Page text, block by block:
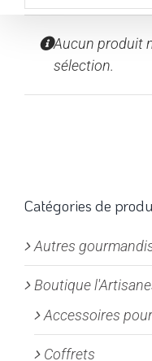
Aucun produit
sélection.
Catégories de
Autres
Boutique
Accessoires
Coffrets